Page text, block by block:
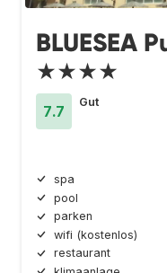
BLUESEA
★★★★
7.7
Gut
spa
pool
parken
wifi (kostenlos)
restaurant